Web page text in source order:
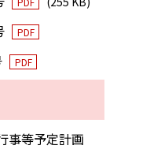
PDF
PDF
事等予定計画